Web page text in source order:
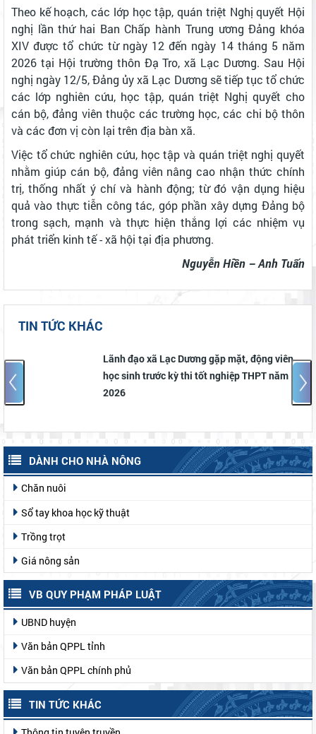
Theo kế hoạch, các lớp học tập, quán triệt Nghị quyết Hội
nghị lần thứ hai Ban Chấp hành Trung ương Đảng khóa
XIV được tổ chức từ ngày 12 đến ngày 14 tháng 5 năm
2026 tại Hội trường thôn Đạ Tro, xã Lạc Dương. Sau Hội
nghị ngày 12/5, Đảng ủy xã Lạc Dương sẽ tiếp tục tổ chức
các lớp nghiên cứu, học tập, quán triệt Nghị quyết cho
cán bộ, đảng viên thuộc các trường học, các chi bộ thôn
và các đơn vị còn lại trên địa bàn xã.
Việc tổ chức nghiên cứu, học tập và quán triệt nghị quyết
nhằm giúp cán bộ, đảng viên nâng cao nhận thức chính
trị, thống nhất ý chí và hành động; từ đó vận dụng hiệu
quả vào thực tiễn công tác, góp phần xây dựng Đảng bộ
trong sạch, mạnh và thực hiện thắng lợi các nhiệm vụ
phát triển kinh tế - xã hội tại địa phương.
Nguyễn Hiền – Anh Tuấn
TIN TỨC KHÁC
Lãnh đạo xã Lạc Dương gặp mặt, động viên
học sinh trước kỳ thi tốt nghiệp THPT năm
2026
DÀNH CHO NHÀ NÔNG
Chăn nuôi
Sổ tay khoa học kỹ thuật
Trồng trọt
Giá nông sản
VB QUY PHẠM PHÁP LUẬT
UBND huyện
Văn bản QPPL tỉnh
Văn bản QPPL chính phủ
TIN TỨC KHÁC